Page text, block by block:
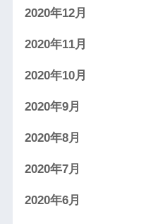
2020年12月
2020年11月
2020年10月
2020年9月
2020年8月
2020年7月
2020年6月